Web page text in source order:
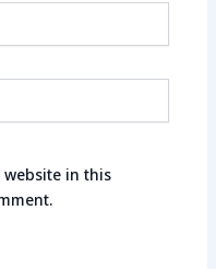
website in this